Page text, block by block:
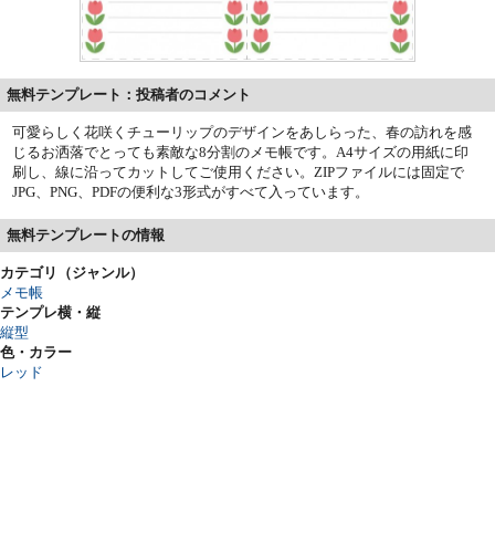
無料テンプレート：投稿者のコメント
可愛らしく花咲くチューリップのデザインをあしらった、春の訪れを感
じるお洒落でとっても素敵な8分割のメモ帳です。A4サイズの用紙に印
刷し、線に沿ってカットしてご使用ください。ZIPファイルには固定で
JPG、PNG、PDFの便利な3形式がすべて入っています。
無料テンプレートの情報
カテゴリ（ジャンル）
メモ帳
テンプレ横・縦
縦型
色・カラー
レッド